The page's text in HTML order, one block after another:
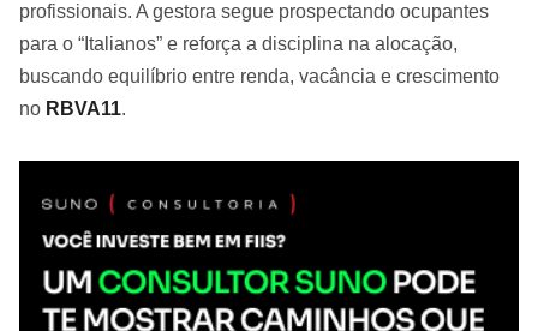
profissionais. A gestora segue prospectando ocupantes
para o “Italianos” e reforça a disciplina na alocação,
buscando equilíbrio entre renda, vacância e crescimento
no RBVA11.